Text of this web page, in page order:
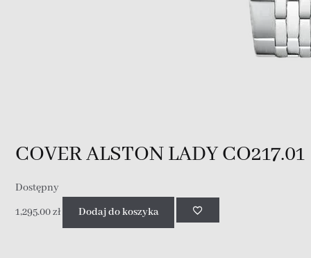
COVER ALSTON LADY CO217.01
Dostępny
1,295.00zł Dodaj do koszyka